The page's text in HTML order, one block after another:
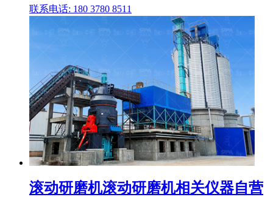
联系电话: 180 3780 8511
滚动研磨机滚动研磨机相关仪器自营